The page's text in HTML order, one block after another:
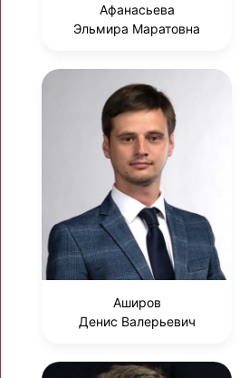
Афанасьева
Эльмира Маратовна
Аширов
Денис Валерьевич